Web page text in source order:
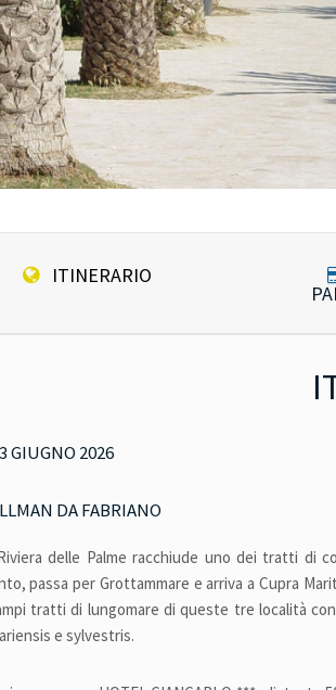
ITINERARIO
GIUGNO 2026
DA FABRIANO
delle Palme racchiude uno dei tratti di
passa per Grottammare e arriva a Cupra
tratti di lungomare di queste tre località
e sylvestris.